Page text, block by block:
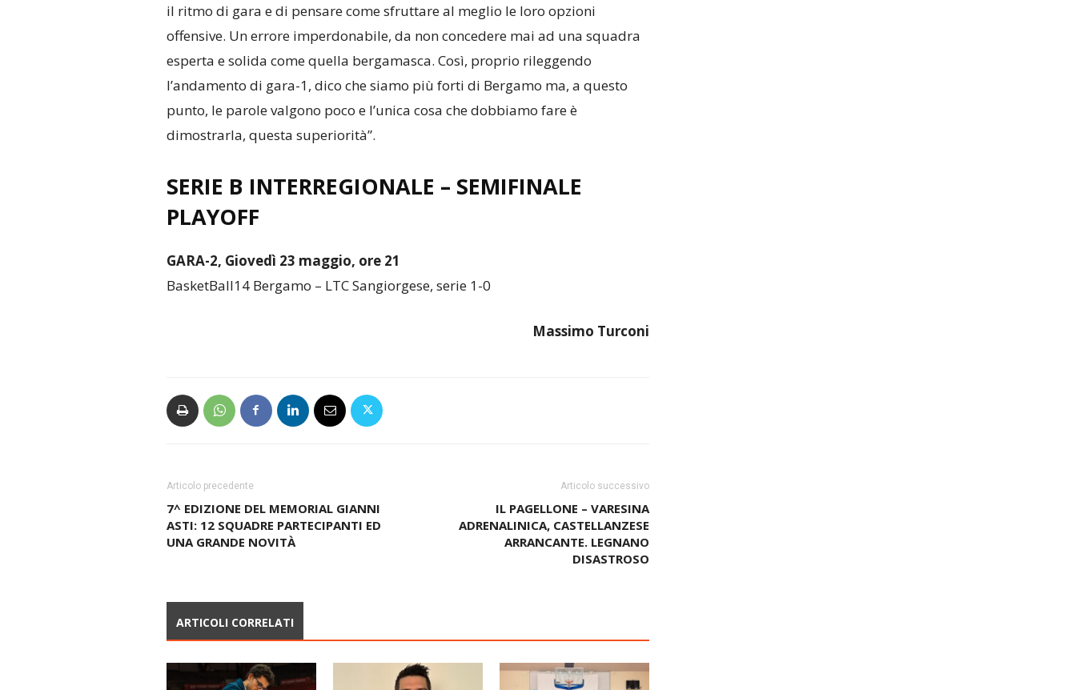
il ritmo di gara e di pensare come sfruttare al meglio le loro opzioni
offensive. Un errore imperdonabile, da non concedere mai ad una squadra
esperta e solida come quella bergamasca. Così, proprio rileggendo
l’andamento di gara-1, dico che siamo più forti di Bergamo ma, a questo
punto, le parole valgono poco e l’unica cosa che dobbiamo fare è
dimostrarla, questa superiorità”.
SERIE B INTERREGIONALE – SEMIFINALE
PLAYOFF
GARA-2, Giovedì 23 maggio, ore 21
BasketBall14 Bergamo – LTC Sangiorgese, serie 1-0
Massimo Turconi
Articolo precedente
7^ EDIZIONE DEL MEMORIAL GIANNI
ASTI: 12 SQUADRE PARTECIPANTI ED
UNA GRANDE NOVITÀ
Articolo successivo
IL PAGELLONE – VARESINA
ADRENALINICA, CASTELLANZESE
ARRANCANTE. LEGNANO
DISASTROSO
ARTICOLI CORRELATI